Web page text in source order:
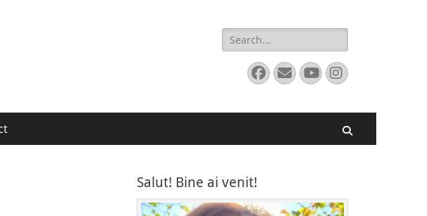
Search
for:
Facebook
EmailYouTube
Instagram
Salut! Bine ai venit!